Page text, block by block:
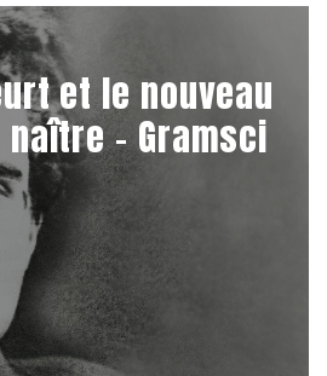
et le nouveau
- Gramsci